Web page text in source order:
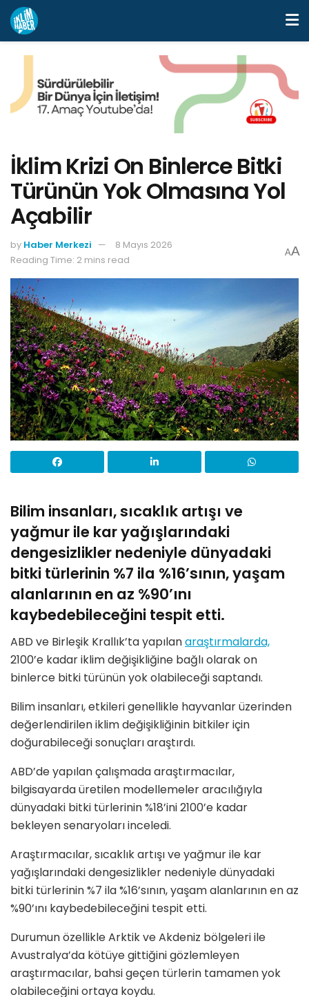
İklim Krizi On Binlerce Bitki
Türünün Yok Olmasına Yol
Açabilir
by Haber Merkezi
8 Mayıs 2026
Reading Time: 2 mins read
AA
Bilim insanları, sıcaklık artışı ve
yağmur ile kar yağışlarındaki
dengesizlikler nedeniyle dünyadaki
bitki türlerinin %7 ila %16’sının, yaşam
alanlarının en az %90’ını
kaybedebileceğini tespit etti.
ABD ve Birleşik Krallık’ta yapılanaraştırmalarda,
2100’e kadar iklim değişikliğine bağlı olarak on
binlerce bitki türünün yok olabileceği saptandı.
Bilim insanları, etkileri genellikle hayvanlar üzerinden
değerlendirilen iklim değişikliğinin bitkiler için
doğurabileceği sonuçları araştırdı.
ABD’de yapılan çalışmada araştırmacılar,
bilgisayarda üretilen modellemeler aracılığıyla
dünyadaki bitki türlerinin %18’ini 2100’e kadar
bekleyen senaryoları inceledi.
Araştırmacılar, sıcaklık artışı ve yağmur ile kar
yağışlarındaki dengesizlikler nedeniyle dünyadaki
bitki türlerinin %7 ila %16’sının, yaşam alanlarının en az
%90’ını kaybedebileceğini tespit etti.
Durumun özellikle Arktik ve Akdeniz bölgeleri ile
Avustralya’da kötüye gittiğini gözlemleyen
araştırmacılar, bahsi geçen türlerin tamamen yok
olabileceğini ortaya koydu.